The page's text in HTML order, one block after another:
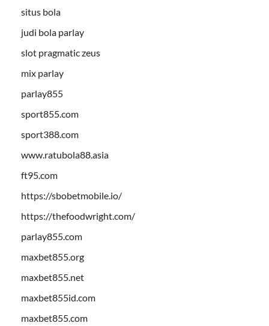
situs bola
judi bola parlay
slot pragmatic zeus
mix parlay
parlay855
sport855.com
sport388.com
www.ratubola88.asia
ft95.com
https://sbobetmobile.io/
https://thefoodwright.com/
parlay855.com
maxbet855.org
maxbet855.net
maxbet855id.com
maxbet855.com